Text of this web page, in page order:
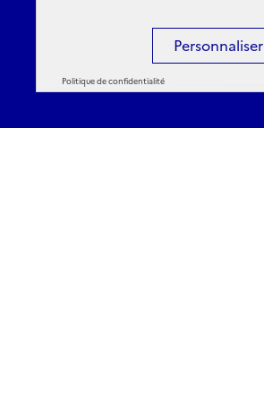
Personnaliser
Politique de confidentialité